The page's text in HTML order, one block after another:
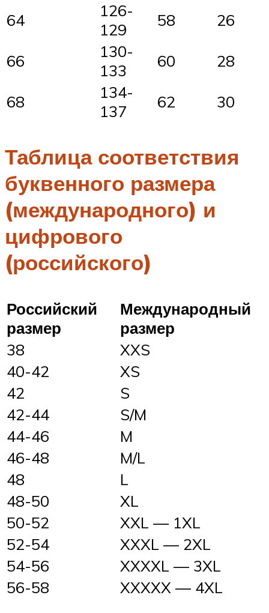
64
126-
129
58 26
66
130-
133
60 28
68
134-
137
62 30
Таблица соответствия
буквенного размера
(международного) и
цифрового
(российского)
Российский
размер
Международный
размер
38
XXS
40-42
XS
42
S
42-44
S/M
44-46
M
46-48
M/L
48
L
48-50
XL
50-52
XXL — 1XL
52-54
XXXL — 2XL
54-56
XXXXL — 3XL
56-58
XXXXX — 4XL